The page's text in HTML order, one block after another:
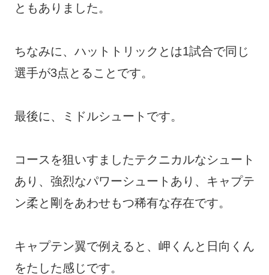
ともありました。
ちなみに、ハットトリックとは1試合で同じ
選手が3点とることです。
最後に、ミドルシュートです。
コースを狙いすましたテクニカルなシュート
あり、強烈なパワーシュートあり、キャプテ
ン柔と剛をあわせもつ稀有な存在です。
キャプテン翼で例えると、岬くんと日向くん
をたした感じです。